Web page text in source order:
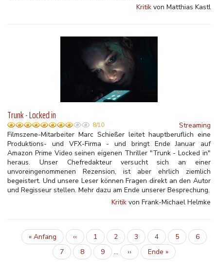
Kritik von Matthias Kastl
Trunk - Locked in
8/10
Streaming
Filmszene-Mitarbeiter Marc Schießer leitet hauptberuflich eine
Produktions- und VFX-Firma - und bringt Ende Januar auf
Amazon Prime Video seinen eigenen Thriller "Trunk - Locked in"
heraus. Unser Chefredakteur versucht sich an einer
unvoreingenommenen Rezension, ist aber ehrlich ziemlich
begeistert. Und unsere Leser können Fragen direkt an den Autor
und Regisseur stellen. Mehr dazu am Ende unserer Besprechung.
Kritik von Frank-Michael Helmke
Seitennummerierung
Erste
Seite
« Anfang
Vorherige
Seite
‹‹ Inhalt
1
Aktuelle
Seite
2 Inhalt
3 Inhalt
4 Inhalt
5 Inhalt
6
Inhalt
7 Inhalt
8 Inhalt
9 …
Nächste
Seite
››
Letzte
Seite
Ende »